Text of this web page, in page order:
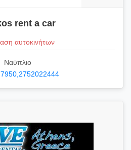
rent a car
αυτοκινήτων
Ναύπλιο